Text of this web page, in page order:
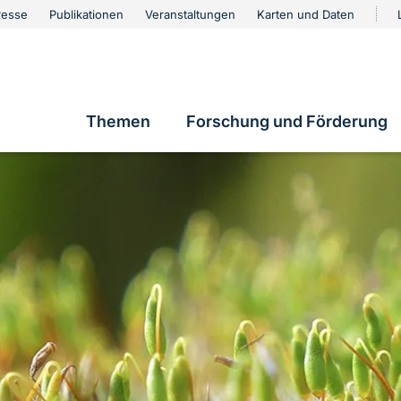
Publikationen Veranstaltungen Karten und Daten
Hauptnavigation
Themen Forschung und Förderung